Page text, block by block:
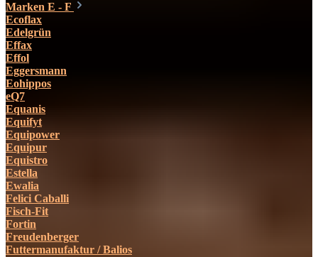
Marken E - F
Ecoflax
Edelgrün
Effax
Effol
Eggersmann
Eohippos
eQ7
Equanis
Equifyt
Equipower
Equipur
Equistro
Estella
Ewalia
Felici Caballi
Fisch-Fit
Fortin
Freudenberger
Futtermanufaktur / Balios